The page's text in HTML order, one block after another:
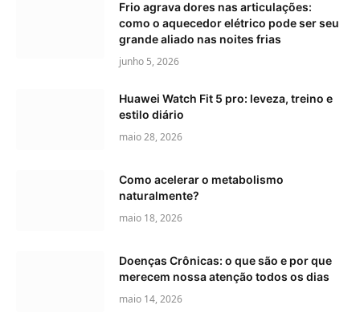
Frio agrava dores nas articulações:
como o aquecedor elétrico pode ser seu
grande aliado nas noites frias
junho 5, 2026
Huawei Watch Fit 5 pro: leveza, treino e
estilo diário
maio 28, 2026
Como acelerar o metabolismo
naturalmente?
maio 18, 2026
Doenças Crônicas: o que são e por que
merecem nossa atenção todos os dias
maio 14, 2026